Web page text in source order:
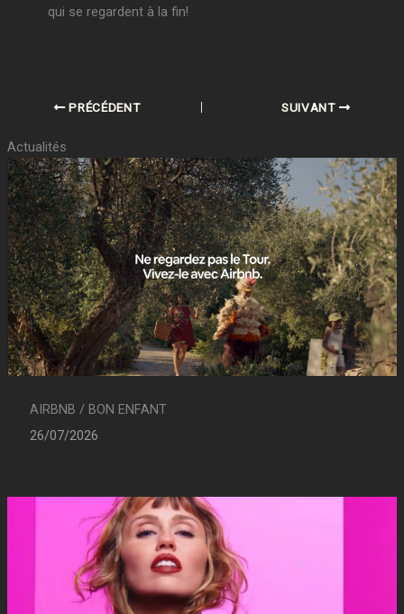
qui se regardent à la fin!
PRÉCÉDENT SUIVANT
Actualités
AIRBNB / BON ENFANT
26/07/2026